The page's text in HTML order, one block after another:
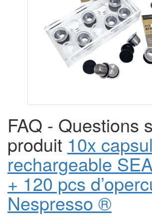
FAQ - Questions
produit 10x
rechargeable
+ 120 pcs
Nespresso ®